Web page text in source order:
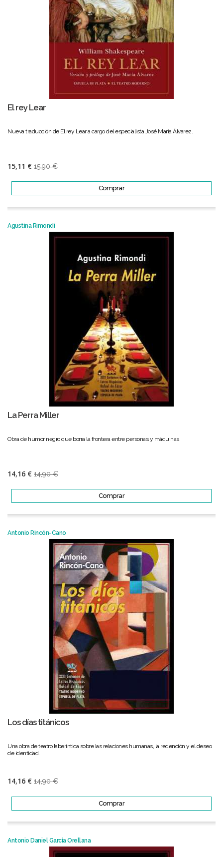
El rey Lear
Nueva traducción de El rey Lear a cargo del especialista José María Álvarez.
15,11 € 15,90 €
Comprar
Agustina Rimondi
La Perra Miller
Obra de humor negro que borra la frontera entre personas y máquinas.
14,16 € 14,90 €
Comprar
Antonio Rincón-Cano
Los días titánicos
Una obra de teatro laberíntica sobre las relaciones humanas, la redención y el deseo
de identidad.
14,16 € 14,90 €
Comprar
Antonio Daniel García Orellana